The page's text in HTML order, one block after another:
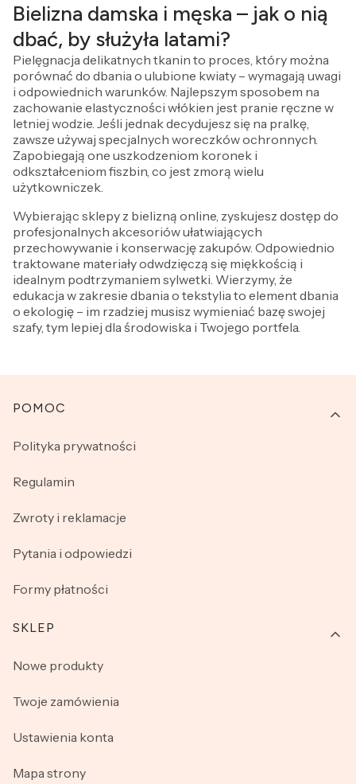
Bielizna damska i męska – jak o nią
dbać, by służyła latami?
Pielęgnacja delikatnych tkanin to proces, który można
porównać do dbania o ulubione kwiaty – wymagają uwagi
i odpowiednich warunków. Najlepszym sposobem na
zachowanie elastyczności włókien jest pranie ręczne w
letniej wodzie. Jeśli jednak decydujesz się na pralkę,
zawsze używaj specjalnych woreczków ochronnych.
Zapobiegają one uszkodzeniom koronek i
odkształceniom fiszbin, co jest zmorą wielu
użytkowniczek.
Wybierając sklepy z bielizną online, zyskujesz dostęp do
profesjonalnych akcesoriów ułatwiających
przechowywanie i konserwację zakupów. Odpowiednio
traktowane materiały odwdzięczą się miękkością i
idealnym podtrzymaniem sylwetki. Wierzymy, że
edukacja w zakresie dbania o tekstylia to element dbania
o ekologię – im rzadziej musisz wymieniać bazę swojej
szafy, tym lepiej dla środowiska i Twojego portfela.
Linki w stopce
POMOC
Polityka prywatności
Regulamin
Zwroty i reklamacje
Pytania i odpowiedzi
Formy płatności
SKLEP
Nowe produkty
Twoje zamówienia
Ustawienia konta
Mapa strony